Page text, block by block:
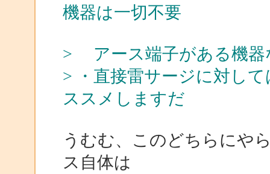
機器は一切不要
> アース端子がある機器
> ・直接雷サージに対し
ススメしますだ
うむむ、このどちらにや
ス自体は